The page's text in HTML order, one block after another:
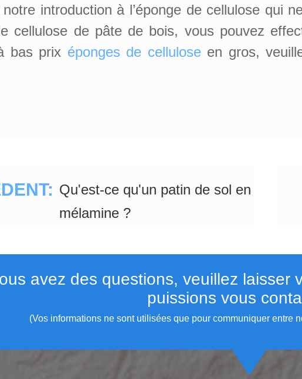
introduction à l’éponge de cellulose qui
cellulose de pâte de bois, vous pouvez
bas prix éponges de celluloseen gros,
Qu'est-ce qu'un patin de sol en
mélamine ?
avez des questions, veuillez laisser
puissions vous
(Vos informations ne sont utilisées que pour communiquer entre